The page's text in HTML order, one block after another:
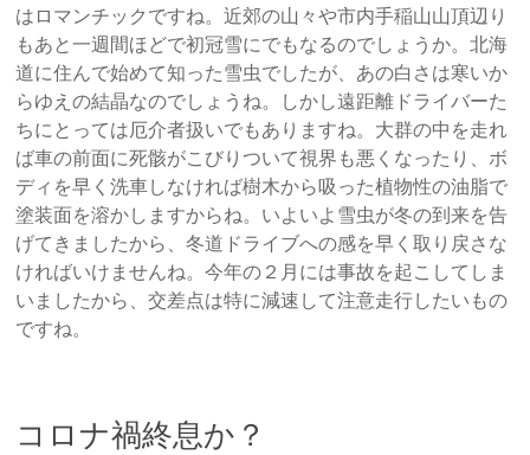
はロマンチックですね。近郊の山々や市内手稲山山頂辺り
もあと一週間ほどで初冠雪にでもなるのでしょうか。北海
道に住んで始めて知った雪虫でしたが、あの白さは寒いか
らゆえの結晶なのでしょうね。しかし遠距離ドライバーた
ちにとっては厄介者扱いでもありますね。大群の中を走れ
ば車の前面に死骸がこびりついて視界も悪くなったり、ボ
ディを早く洗車しなければ樹木から吸った植物性の油脂で
塗装面を溶かしますからね。いよいよ雪虫が冬の到来を告
げてきましたから、冬道ドライブへの感を早く取り戻さな
ければいけませんね。今年の２月には事故を起こしてしま
いましたから、交差点は特に減速して注意走行したいもの
ですね。
コロナ禍終息か？